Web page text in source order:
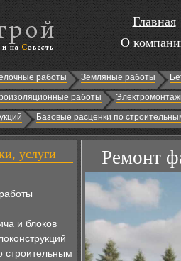
Главная
О
работы Земляные работы
работы
Базовые расценки по
услуги
и блоков
строительным
Ремонт